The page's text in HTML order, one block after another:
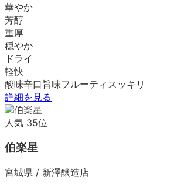
華やか
芳醇
重厚
穏やか
ドライ
軽快
酸味辛口 旨味フルーティ スッキリ
詳細を見る
人気 35位
伯楽星
宮城県 / 新澤醸造店